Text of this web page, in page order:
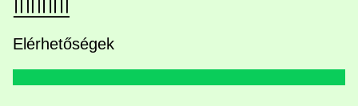
Elérhetőségek